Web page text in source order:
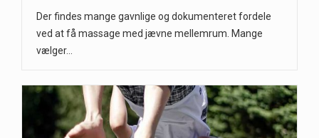
Der findes mange gavnlige og dokumenteret fordele
ved at få massage med jævne mellemrum. Mange
vælger…